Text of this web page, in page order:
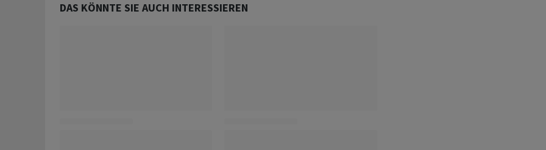
DAS KÖNNTE SIE AUCH INTERESSIEREN